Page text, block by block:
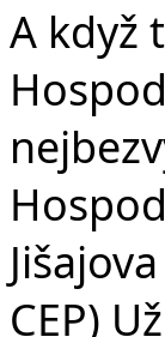
A když
CEP)